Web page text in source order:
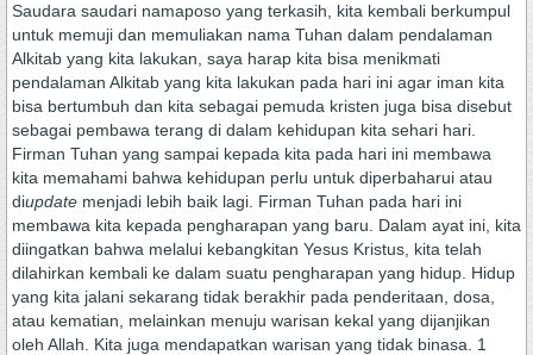
Saudara saudari namaposo yang terkasih, kita kembali berkumpul
untuk memuji dan memuliakan nama Tuhan dalam pendalaman
Alkitab yang kita lakukan, saya harap kita bisa menikmati
pendalaman Alkitab yang kita lakukan pada hari ini agar iman kita
bisa bertumbuh dan kita sebagai pemuda kristen juga bisa disebut
sebagai pembawa terang di dalam kehidupan kita sehari hari.
Firman Tuhan yang sampai kepada kita pada hari ini membawa
kita memahami bahwa kehidupan perlu untuk diperbaharui atau
diupdate menjadi lebih baik lagi. Firman Tuhan pada hari ini
membawa kita kepada pengharapan yang baru. Dalam ayat ini, kita
diingatkan bahwa melalui kebangkitan Yesus Kristus, kita telah
dilahirkan kembali ke dalam suatu pengharapan yang hidup. Hidup
yang kita jalani sekarang tidak berakhir pada penderitaan, dosa,
atau kematian, melainkan menuju warisan kekal yang dijanjikan
oleh Allah. Kita juga mendapatkan warisan yang tidak binasa. 1